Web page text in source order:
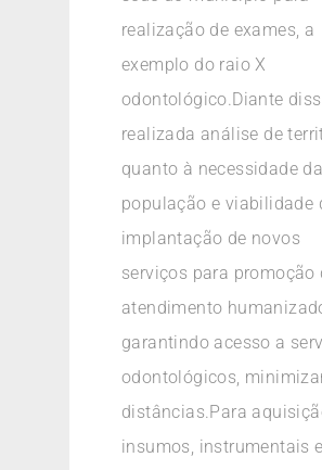
realização de exames, a
exemplo do raio X
odontológico.Diante
realizada análise de
quanto à necessidade da
população e viabilidade
implantação de novos
serviços para promoção
atendimento
garantindo acesso a
odontológicos,
distâncias.Para
insumos, instrumentais e